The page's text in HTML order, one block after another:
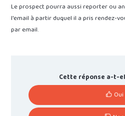
Le prospect pourra aussi reporter ou
l'email à partir duquel il a pris rendez-
par email.
Cette réponse a-t-
Oui